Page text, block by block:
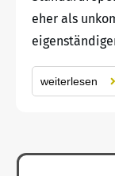
eher als
weiterlesen